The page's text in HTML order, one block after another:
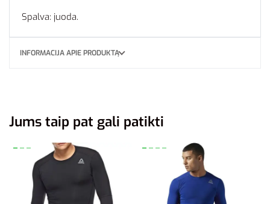
Spalva: juoda.
INFORMACIJA APIE PRODUKTĄ
Jums taip pat gali patikti